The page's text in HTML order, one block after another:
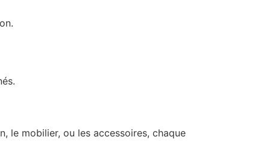
le mobilier, ou les accessoires, chaque